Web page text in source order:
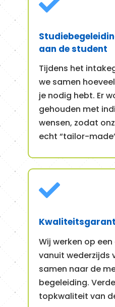

aan de student
Tijdens het
we samen
je nodig hebt. Er
gehouden met
wensen, zodat
echt “tailor-

Wij werken op
vanuit wederzijds
samen naar de
begeleiding.
topkwaliteit van